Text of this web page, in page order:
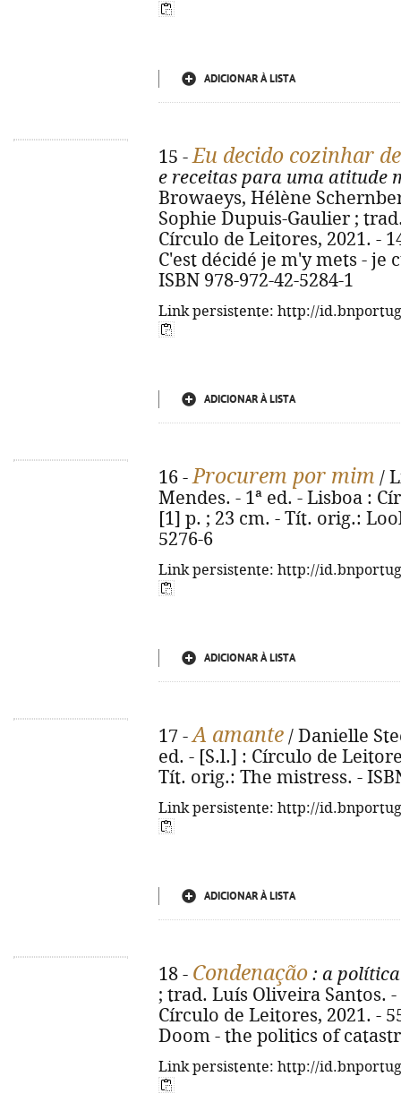
ADICIONAR À LISTA
15 -Eu decido cozinhar
e receitas para uma atitude
Browaeys, Hélène
Sophie Dupuis-Gaulier ;
Círculo de Leitores, 2021. -
C'est décidé je m'y mets - je
ISBN 978-972-42-5284-1
Link persistente: http://
ADICIONAR À LISTA
16 -Procurem por mim /
Mendes. - 1ª ed. - Lisboa :
[1] p. ; 23 cm. - Tít. orig.:
5276-6
Link persistente: http://
ADICIONAR À LISTA
17 -A amante / Danielle
ed. - [S.l.] : Círculo de
Tít. orig.: The mistress. -
Link persistente: http://
ADICIONAR À LISTA
18 - Condenação : a
; trad. Luís Oliveira Santos.
Círculo de Leitores, 2021. -
Doom - the politics of
Link persistente: http://